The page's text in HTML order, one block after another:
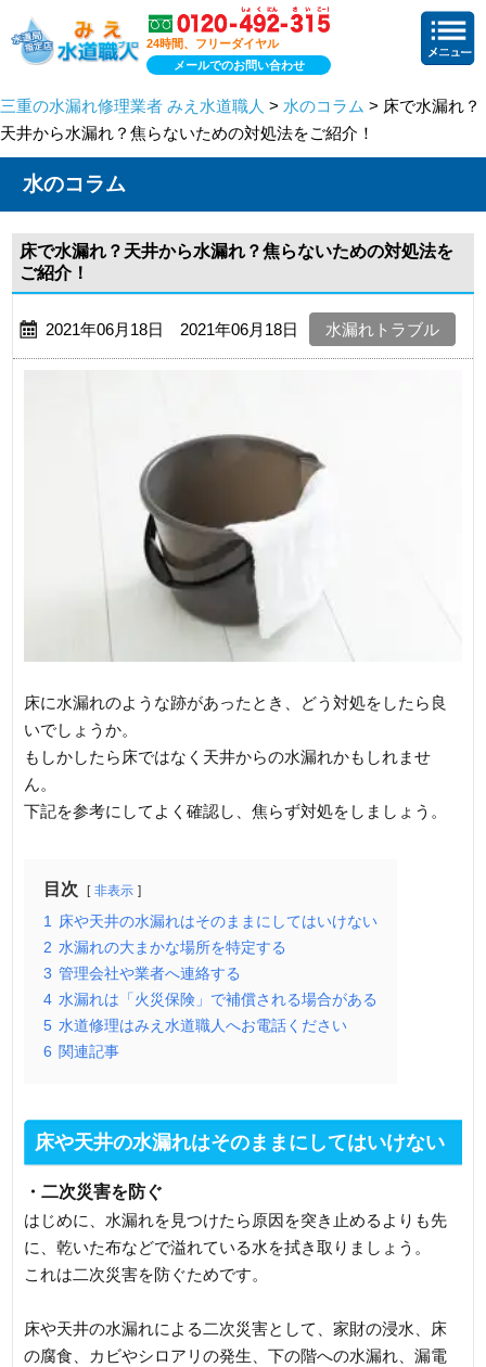
24時間、フリーダイヤル
メールでのお問い合わせ
三重の水漏れ修理業者 みえ水道職人 > 水のコラム > 床で水漏れ？
天井から水漏れ？焦らないための対処法をご紹介！
水のコラム
床で水漏れ？天井から水漏れ？焦らないための対処法を
ご紹介！
2021年06月18日 2021年06月18日 水漏れトラブル
床に水漏れのような跡があったとき、どう対処をしたら良
いでしょうか。
もしかしたら床ではなく天井からの水漏れかもしれませ
ん。
下記を参考にしてよく確認し、焦らず対処をしましょう。
目次 非表示
1 床や天井の水漏れはそのままにしてはいけない
2 水漏れの大まかな場所を特定する
3 管理会社や業者へ連絡する
4 水漏れは「火災保険」で補償される場合がある
5 水道修理はみえ水道職人へお電話ください
6 関連記事
床や天井の水漏れはそのままにしてはいけない
・二次災害を防ぐ
はじめに、水漏れを見つけたら原因を突き止めるよりも先
に、乾いた布などで溢れている水を拭き取りましょう。
これは二次災害を防ぐためです。
床や天井の水漏れによる二次災害として、家財の浸水、床
の腐食、カビやシロアリの発生、下の階への水漏れ、漏電